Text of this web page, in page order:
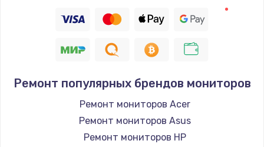
1400 руб.
Заказать
Восстановление цепи питания, пайка
880 руб.
Программный ремонт/прошивка
Ремонт популярных брендов мониторов
Ремонт мониторов Acer
Ремонт мониторов Asus
Ремонт мониторов HP